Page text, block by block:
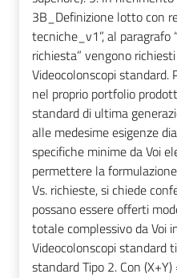
3B_Definizione lotto con
tecniche_v1”, al paragrafo
richiesta” vengono
Videocolonscopi standard.
nel proprio portfolio
standard di ultima
alle medesime esigenze
specifiche minime da Voi
permettere la
Vs. richieste, si chiede
possano essere offerti
totale complessivo da Voi
Videocolonscopi standard
standard Tipo 2. Con (X+Y)